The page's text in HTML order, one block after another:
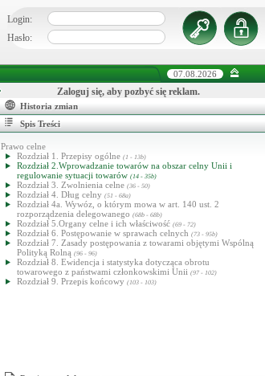
Login:
Hasło:
07.08.2026
Zaloguj się, aby pozbyć się reklam.
Historia zmian
Spis Treści
Prawo celne
Rozdział 1. Przepisy ogólne (1 - 13b)
Rozdział 2.Wprowadzanie towarów na obszar celny Unii i
regulowanie sytuacji towarów (14 - 35b)
Rozdział 3. Zwolnienia celne (36 - 50)
Rozdział 4. Dług celny (51 - 68a)
Rozdział 4a. Wywóz, o którym mowa w art. 140 ust. 2
rozporządzenia delegowanego (68b - 68b)
Rozdział 5.Organy celne i ich właściwość (69 - 72)
Rozdział 6. Postępowanie w sprawach celnych (73 - 95b)
Rozdział 7. Zasady postępowania z towarami objętymi Wspólną
Polityką Rolną (96 - 96)
Rozdział 8. Ewidencja i statystyka dotycząca obrotu
towarowego z państwami członkowskimi Unii (97 - 102)
Rozdział 9. Przepis końcowy (103 - 103)